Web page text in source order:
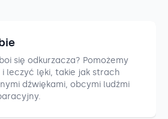
się odkurzacza? Pomożemy
i leczyć lęki, takie jak strach
dźwiękami, obcymi ludźmi